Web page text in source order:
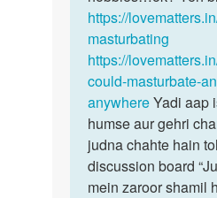
https://
masturbating
https://
could-masturbate-
anywhereYadi aap
humse aur gehri
judna chahte hain
discussion board
mein zaroor shamil